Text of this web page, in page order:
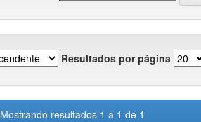
Resultados por página
Mostrando resultados 1 a 1 de 1